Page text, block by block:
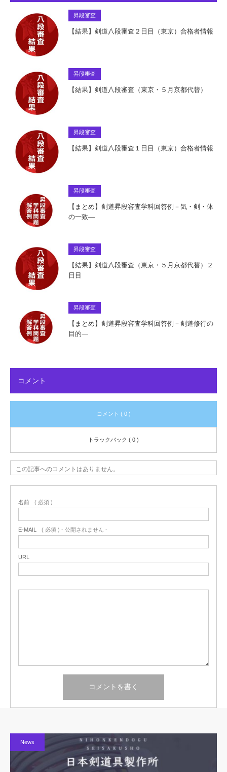
昇段審査
【結果】剣道八段審査２日目（東京）合格者情報
昇段審査
【結果】剣道八段審査（東京・５月京都代替）
昇段審査
【結果】剣道八段審査１日目（東京）合格者情報
昇段審査
【まとめ】剣道昇段審査学科回答例－気・剣・体
の一致―
昇段審査
【結果】剣道八段審査（東京・５月京都代替）２
日目
昇段審査
【まとめ】剣道昇段審査学科回答例－剣道修行の
目的―
コメント
コメント ( 0 )
トラックバック ( 0 )
この記事へのコメントはありません。
名前 ( 必須 )
E-MAIL ( 必須 ) - 公開されません -
URL
News